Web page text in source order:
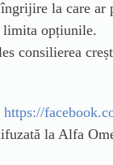
la care ar
limita opțiunile.
consilierea
https://
la Alfa